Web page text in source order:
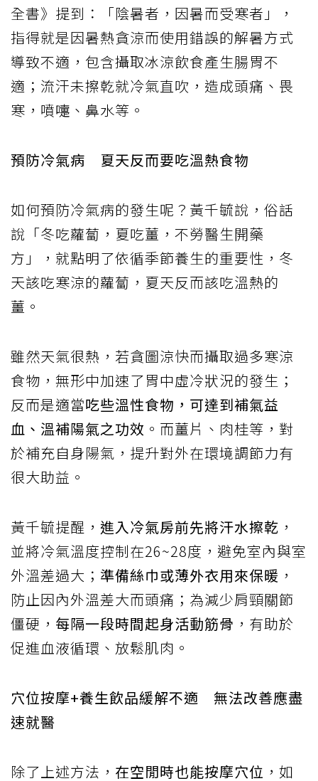
全書》提到：「陰暑者，因暑而受寒者」，
指得就是因暑熱貪涼而使用錯誤的解暑方式
導致不適，包含攝取冰涼飲食產生腸胃不
適；流汗未擦乾就冷氣直吹，造成頭痛、畏
寒，噴嚏、鼻水等。
預防冷氣病 夏天反而要吃溫熱食物
如何預防冷氣病的發生呢？黃千毓說，俗話
說「冬吃蘿蔔，夏吃薑，不勞醫生開藥
方」，就點明了依循季節養生的重要性，冬
天該吃寒涼的蘿蔔，夏天反而該吃溫熱的
薑。
雖然天氣很熱，若貪圖涼快而攝取過多寒涼
食物，無形中加速了胃中虛冷狀況的發生；
反而是適當吃些溫性食物，可達到補氣益
血、溫補陽氣之功效 。而薑片、肉桂等，對
於補充自身陽氣，提升對外在環境調節力有
很大助益。
黃千毓提醒， 進入冷氣房前先將汗水擦乾 ，
並將冷氣溫度控制在26~28度，避免室內與室
外溫差過大； 準備絲巾或薄外衣用來保暖 ，
防止因內外溫差大而頭痛；為減少肩頸關節
僵硬， 每隔一段時間起身活動筋骨 ，有助於
促進血液循環、放鬆肌肉。
穴位按摩+養生飲品緩解不適 無法改善應盡
速就醫
除了上述方法， 在空閒時也能按摩穴位 ，如